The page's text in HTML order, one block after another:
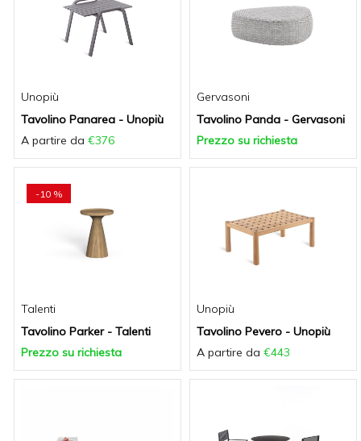
Unopiù
Tavolino Panarea - Unopiù
A partire da €376
Gervasoni
Tavolino Panda - Gervasoni
Prezzo su richiesta
-10 %
Talenti
Tavolino Parker - Talenti
Prezzo su richiesta
Unopiù
Tavolino Pevero - Unopiù
A partire da €443